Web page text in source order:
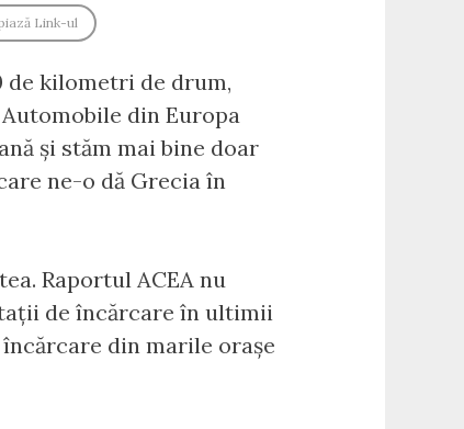
Link-ul
de kilometri de drum,
din Europa
și stăm mai bine doar
ne-o dă Grecia în
Raportul ACEA nu
de încărcare în ultimii
încărcare din marile orașe